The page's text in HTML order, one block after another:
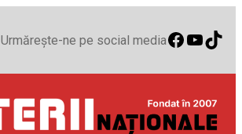
Urmărește-ne pe social media